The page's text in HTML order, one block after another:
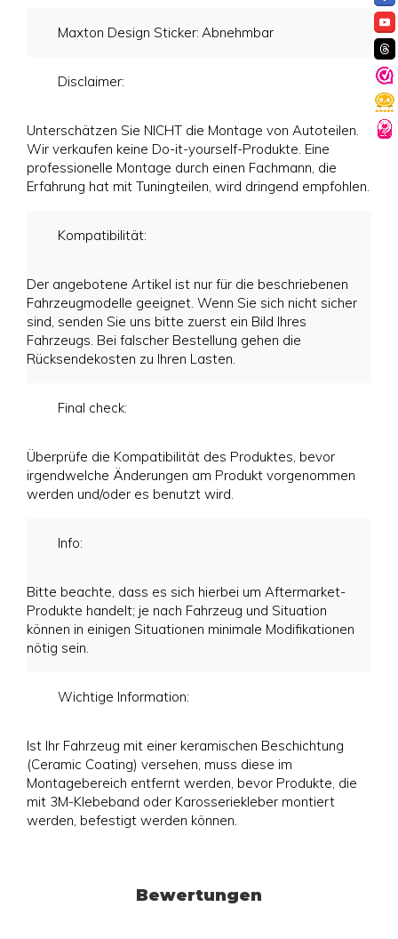
Maxton Design Sticker: Abnehmbar
Disclaimer:
Unterschätzen Sie NICHT die Montage von Autoteilen.
Wir verkaufen keine Do-it-yourself-Produkte. Eine
professionelle Montage durch einen Fachmann, die
Erfahrung hat mit Tuningteilen, wird dringend empfohlen.
Kompatibilität:
Der angebotene Artikel ist nur für die beschriebenen
Fahrzeugmodelle geeignet. Wenn Sie sich nicht sicher
sind, senden Sie uns bitte zuerst ein Bild Ihres
Fahrzeugs. Bei falscher Bestellung gehen die
Rücksendekosten zu Ihren Lasten.
Final check:
Überprüfe die Kompatibilität des Produktes, bevor
irgendwelche Änderungen am Produkt vorgenommen
werden und/oder es benutzt wird.
Info:
Bitte beachte, dass es sich hierbei um Aftermarket-
Produkte handelt; je nach Fahrzeug und Situation
können in einigen Situationen minimale Modifikationen
nötig sein.
Wichtige Information:
Ist Ihr Fahrzeug mit einer keramischen Beschichtung
(Ceramic Coating) versehen, muss diese im
Montagebereich entfernt werden, bevor Produkte, die
mit 3M-Klebeband oder Karosseriekleber montiert
werden, befestigt werden können.
Bewertungen